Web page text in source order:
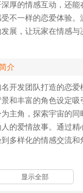
厚的情感互动，还能
不一样的恋爱体验。
展，让玩家在情感与
介
开发团队打造的恋爱
和丰富的角色设定吸
主角，探索宇宙的同
的爱情故事。通过精
多样化的情感交流和
显示全部